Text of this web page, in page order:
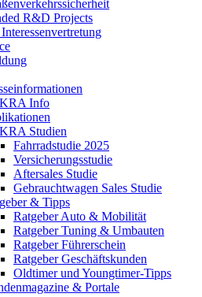
R&D Projects
Info
Studien
Fahrradstudie 2025
Versicherungsstudie
Aftersales Studie
Gebrauchtwagen Sales Studie
& Tipps
Ratgeber Auto & Mobilität
Ratgeber Tuning & Umbauten
Ratgeber Führerschein
Ratgeber Geschäftskunden
Oldtimer und Youngtimer-Tipps
& Portale